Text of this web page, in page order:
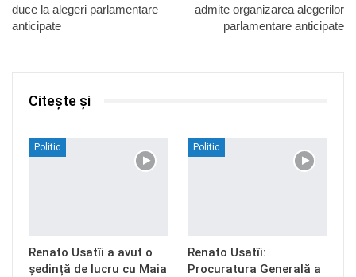
duce la alegeri parlamentare
anticipate
admite organizarea alegerilor
parlamentare anticipate
Citește și
Politic
Renato Usatîi a avut o
ședință de lucru cu Maia
Politic
Renato Usatîi:
Procuratura Generală a